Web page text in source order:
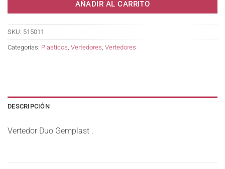
AÑADIR AL CARRITO
SKU: 515011
Categorías: Plasticos, Vertedores, Vertedores
DESCRIPCIÓN
Vertedor Duo Gemplast .